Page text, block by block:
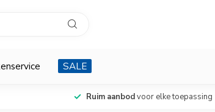
SALE
Ruim aanbodvoor elke toepassing